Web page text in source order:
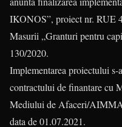
IKONOS”, proiect nr. RUE
Masurii „Granturi pentru
130/2020.
Implementarea proiectului s-
contractului de finantare cu
Mediului de Afaceri/
data de 01.07.2021.